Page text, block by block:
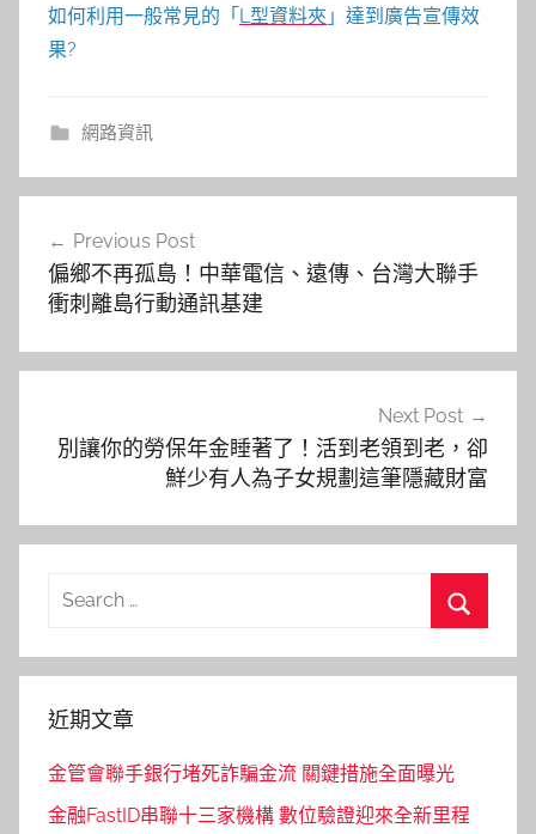
如何利用一般常見的「 L型資料夾 」達到廣告宣傳效
果?
網路資訊
導
覽
Previous Post
偏鄉不再孤島！中華電信、遠傳、台灣大聯手
衝刺離島行動通訊基建
Next Post
別讓你的勞保年金睡著了！活到老領到老，卻
鮮少有人為子女規劃這筆隱藏財富
Search
近期文章
金管會聯手銀行堵死詐騙金流 關鍵措施全面曝光
金融FastID串聯十三家機構 數位驗證迎來全新里程